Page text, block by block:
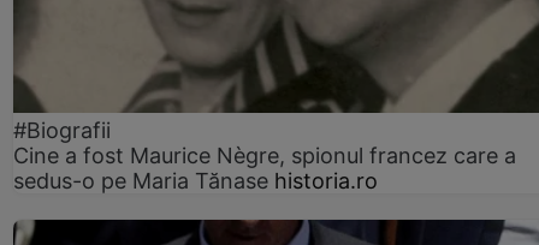
#Biografii
Cine a fost Maurice Nègre, spionul francez care a
sedus-o pe Maria Tănase historia.ro